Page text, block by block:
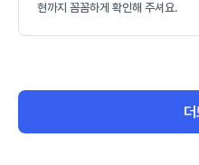
현까지 꼼꼼하게 확인해 주셔요.
더